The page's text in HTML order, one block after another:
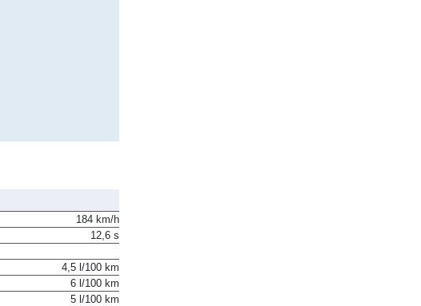
184 km/h
12,6 s
4,5 l/100 km
6 l/100 km
5 l/100 km